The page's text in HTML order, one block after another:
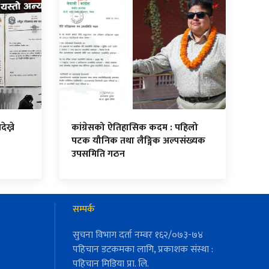
कांग्रेसको ऐतिहासिक कदम : पहिलो
पटक यौनिक तथा लैङ्गिक अल्पसंख्यक
उपसमिति गठन
सम्पर्क
सुचना विभाग दर्ता नम्वर १६२/०७३-७४
पहिचान डटकमका लागि, प्रकाशक संस्था :
पहिचान मिडिया प्रा. लि.